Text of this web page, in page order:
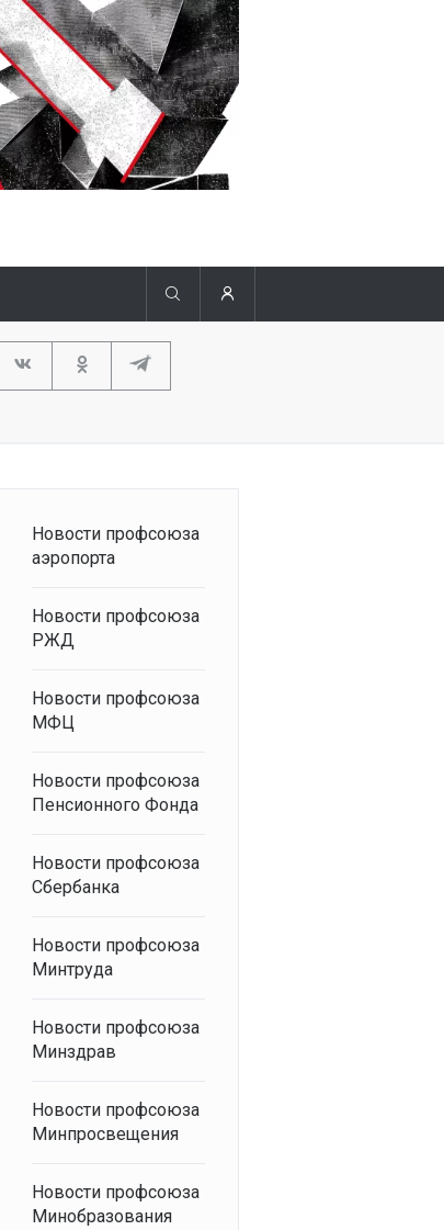
Новости профсоюза
аэропорта
Новости профсоюза
РЖД
Новости профсоюза
МФЦ
Новости профсоюза
Пенсионного Фонда
Новости профсоюза
Сбербанка
Новости профсоюза
Минтруда
Новости профсоюза
Минздрав
Новости профсоюза
Минпросвещения
Новости профсоюза
Минобразования